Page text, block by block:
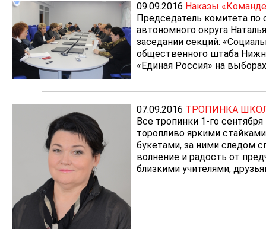
09.09.2016 Наказы
Председатель комитета
автономного округа
заседании секций:
общественного штаба
«Единая Россия» на
07.09.2016 ТРОПИНКА
Все тропинки 1-го
торопливо яркими
букетами, за ними следом
волнение и радость от
близкими учителями,